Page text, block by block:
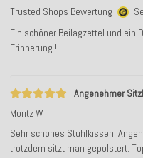
Trusted Shops Bewertung
Ein schöner Beilagzettel und ein
Erinnerung !
Angenehmer
Moritz W
Sehr schönes Stuhlkissen.
trotzdem sitzt man gepolstert.